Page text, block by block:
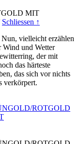
MIT
Schliessen ↑
Nun, vielleicht erzählen
Wind und Wetter
der mit
das härteste
das sich vor nichts
verkörpert.
ROTGOLD